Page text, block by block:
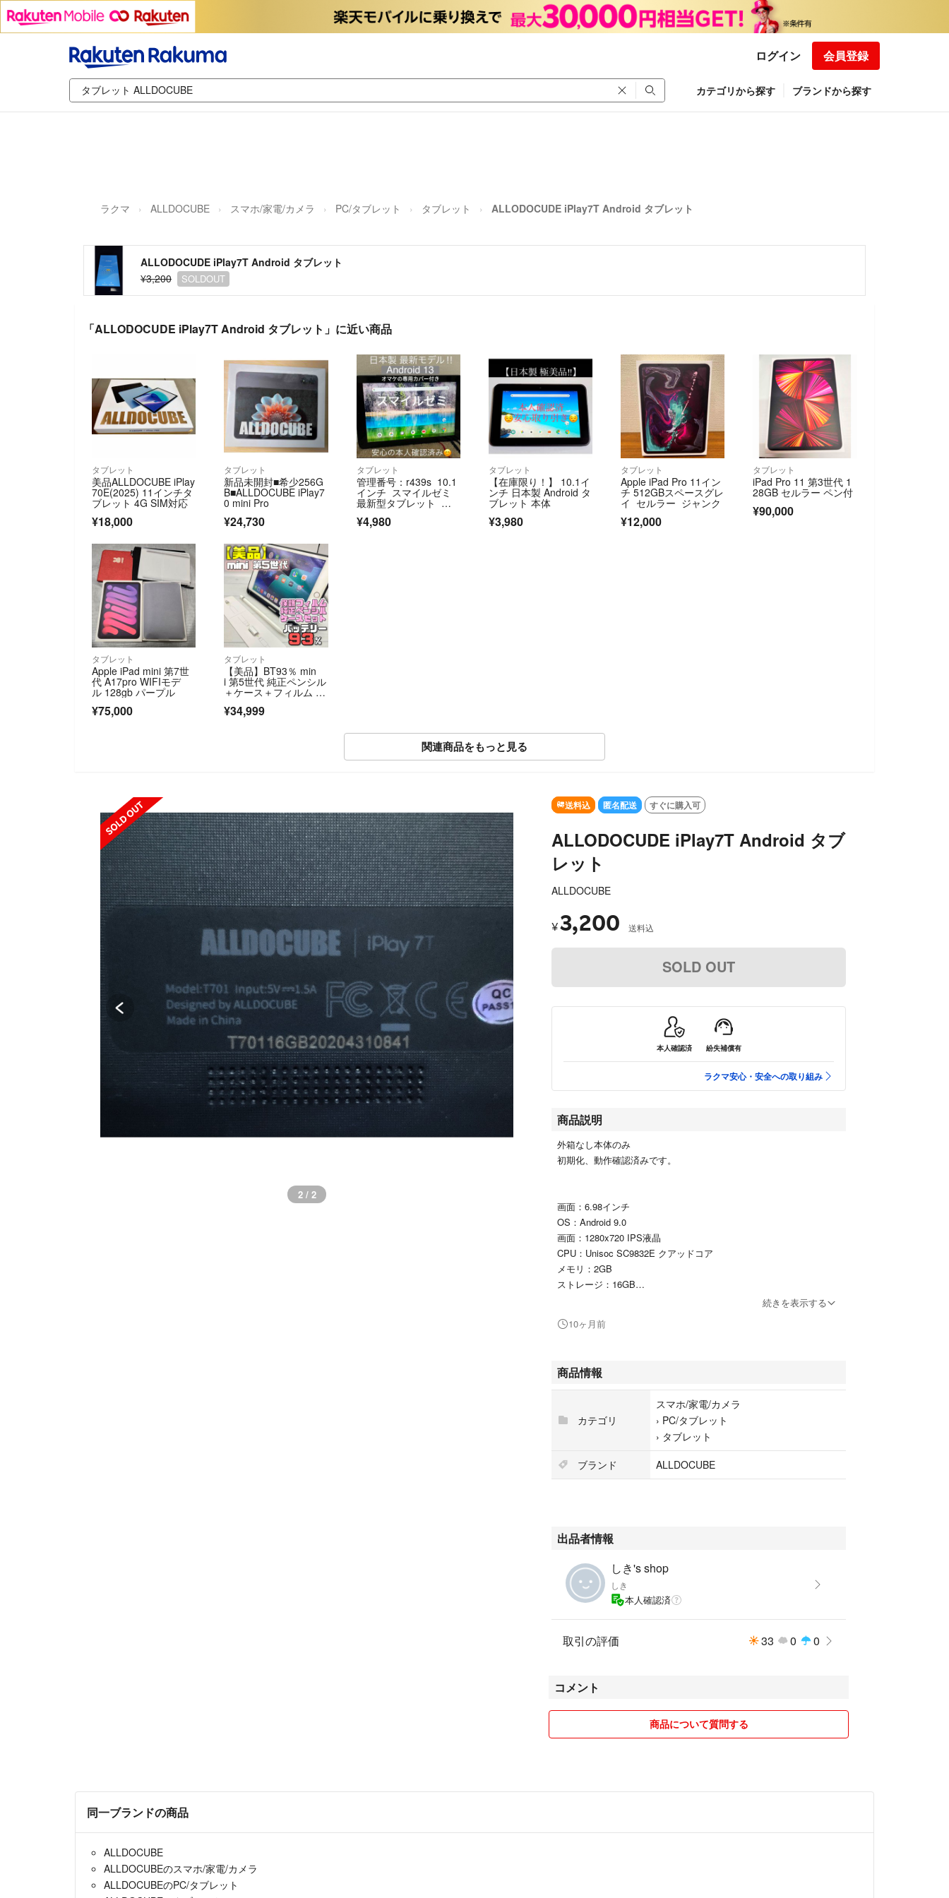
ログイン 会員登録
カテゴリから探す ブランドから探す
ラクマ ALLDOCUBE スマホ/家電/カメラ PC/タブレット タブレット ALLODOCUDE iPlay7T Android タブレット
ALLODOCUDE iPlay7T Android タブレット
¥3,200
SOLDOUT
「ALLODOCUDE iPlay7T Android タブレット」に近い商品
タブレット
美品ALLDOCUBE iPlay
70E(2025) 11インチタ
ブレット 4G SIM対応
¥18,000
タブレット
新品未開封■希少256G
B■ALLDOCUBE iPlay7
0 mini Pro
¥24,730
タブレット
管理番号：r439s 10.1
インチ スマイルゼミ
最新型タブレット 破
損防止に効果的なオマ
ケのカバー付き正常動
¥4,980
タブレット
【在庫限り！】 10.1イ
ンチ 日本製 Android タ
ブレット 本体
¥3,980
タブレット
Apple iPad Pro 11イン
チ 512GBスペースグレ
イ セルラー ジャンク
¥12,000
タブレット
iPad Pro 11 第3世代 1
28GB セルラー ペン付
¥90,000
タブレット
Apple iPad mini 第7世
代 A17pro WIFIモデ
ル 128gb パープル
¥75,000
タブレット
【美品】BT93％ min
i 第5世代 純正ペンシル
＋ケース＋フィルム 23
¥34,999
関連商品をもっと見る
2 / 2
送料込 匿名配送 すぐに購入可
ALLODOCUDE iPlay7T Android タブ
レット
ALLDOCUBE
¥3,200 送料込
SOLD OUT
本人確認済 紛失補償有
ラクマ安心・安全への取り組み
商品説明
外箱なし本体のみ
初期化、動作確認済みです。
画面：6.98インチ
OS：Android 9.0
画面：1280x720 IPS液晶
CPU：Unisoc SC9832E クアッドコア
メモリ：2GB
ストレージ：16GB
通信機能：IEEE802.11 b/g/n・Bluetooth 4.0・LTE
インターフェイス：USB Type-C/Dual SIM/MicroSD/イヤホンジャック
重量：224g
続きを表示する
10ヶ月前
商品情報
カテゴリ
スマホ/家電/カメラ
› PC/タブレット
› タブレット
ブランド
ALLDOCUBE
出品者情報
しき's shop
しき
本人確認済
取引の評価 33 0 0
コメント
商品について質問する
同一ブランドの商品
ALLDOCUBE
ALLDOCUBEのスマホ/家電/カメラ
ALLDOCUBEのPC/タブレット